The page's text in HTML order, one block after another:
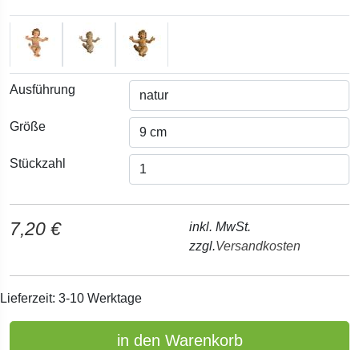
Ausführung
Größe
Stückzahl
7,20 €
inkl. MwSt.
zzgl.Versandkosten
Lieferzeit: 3-10 Werktage
in den Warenkorb